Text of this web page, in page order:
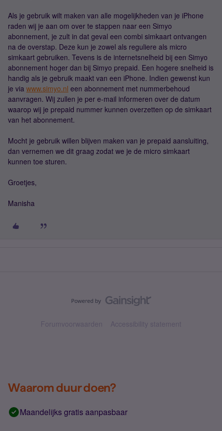
Als je gebruik wilt maken van alle mogelijkheden van je iPhone
raden wij je aan om over te stappen naar een Simyo
abonnement, je zult in dat geval een combi simkaart ontvangen
na de overstap. Deze kun je zowel als reguliere als micro
simkaart gebruiken. Tevens is de internetsnelheid bij een Simyo
abonnement hoger dan bij Simyo prepaid. Een hogere snelheid is
handig als je gebruik maakt van een iPhone. Indien gewenst kun
je via www.simyo.nl een abonnement met nummerbehoud
aanvragen. Wij zullen je per e-mail informeren over de datum
waarop wij je prepaid nummer kunnen overzetten op de simkaart
van het abonnement.
Mocht je gebruik willen blijven maken van je prepaid aansluiting,
dan vernemen we dit graag zodat we je de micro simkaart
kunnen toe sturen.
Groetjes,
Manisha
Forumvoorwaarden Accessibility statement
Waarom duur doen?
Maandelijks gratis aanpasbaar